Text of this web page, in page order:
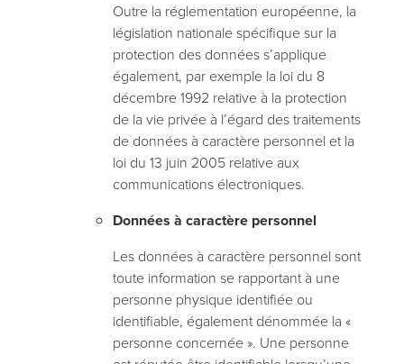
Outre la réglementation européenne, la
législation nationale spécifique sur la
protection des données s’applique
également, par exemple la loi du 8
décembre 1992 relative à la protection
de la vie privée à l’égard des traitements
de données à caractère personnel et la
loi du 13 juin 2005 relative aux
communications électroniques.
Données à caractère personnel
Les données à caractère personnel sont
toute information se rapportant à une
personne physique identifiée ou
identifiable, également dénommée la «
personne concernée ». Une personne